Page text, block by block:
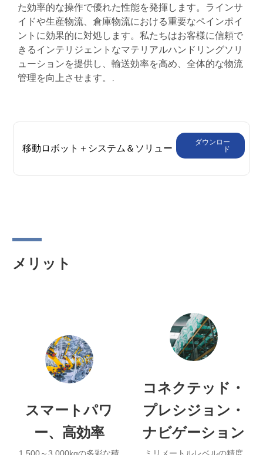
た効率的な操作で優れた性能を発揮します。ラインサ
イドや生産物流、倉庫物流における重要なペインポイ
ントに効果的に対処します。私たちはお客様に信頼で
きるインテリジェントなマテリアルハンドリングソリ
ューションを提供し、輸送効率を高め、全体的な物流
管理を向上させます。.
移動ロボット＋システム＆ソリュー
ダウンロー
ド
メリット
スマートパワ
ー、高効率
1,500～3,000kgの多彩な積
コネクテッド・
プレシジョン・
ナビゲーション
ミリメートルレベルの精度